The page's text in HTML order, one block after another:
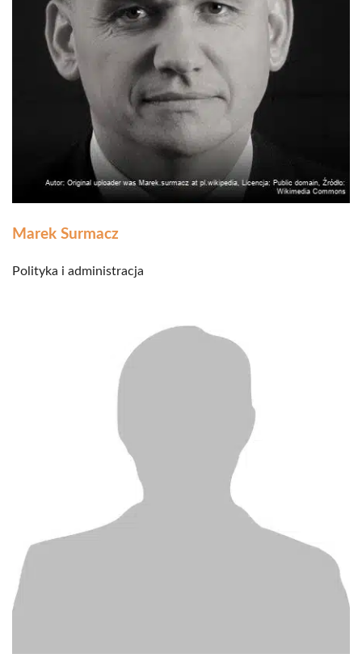
Marek Surmacz
Polityka i administracja